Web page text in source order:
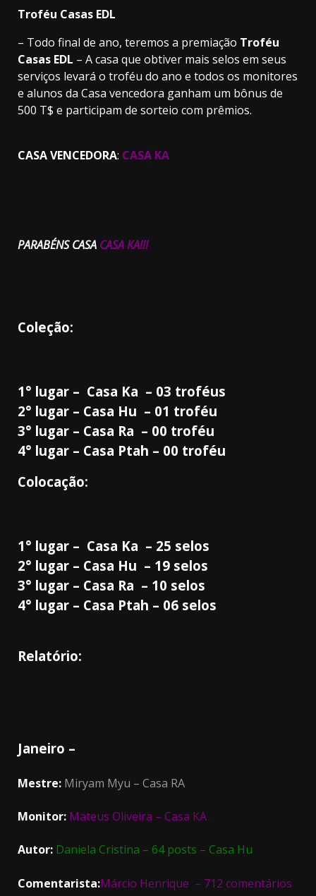
Troféu Casas EDL
– Todo final de ano, teremos a premiação Troféu
Casas EDL – A casa que obtiver mais selos em seus
serviços levará o troféu do ano e todos os monitores
e alunos da Casa vencedora ganham um bônus de
500 T$ e participam de sorteio com prêmios.
CASA VENCEDORA: CASA KA
PARABÉNS CASA CASA KA!!!
Coleção:
1° lugar – Casa Ka – 03 troféus
2° lugar – Casa Hu – 01 troféu
3° lugar – Casa Ra – 00 troféu
4° lugar – Casa Ptah – 00 troféu
Colocação:
1° lugar – Casa Ka – 25 selos
2° lugar – Casa Hu – 19 selos
3° lugar – Casa Ra – 10 selos
4° lugar – Casa Ptah – 06 selos
Relatório:
Janeiro –
Mestre: Miryam Myu – Casa RA
Monitor: Mateus Oliveira – Casa KA
Autor: Daniela Cristina – 64 posts – Casa Hu
Comentarista:Márcio Henrique – 712 comentários